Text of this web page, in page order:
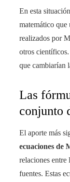
En esta
matemático
realizados por
otros
que cambiarían
Las
conjunto
El aporte más
ecuaciones de
relaciones entre
fuentes. Estas